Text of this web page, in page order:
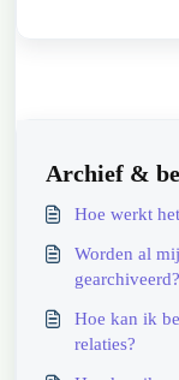
Archief &
Hoe werkt
Worden al
gearchiveerd?
Hoe kan ik
relaties?